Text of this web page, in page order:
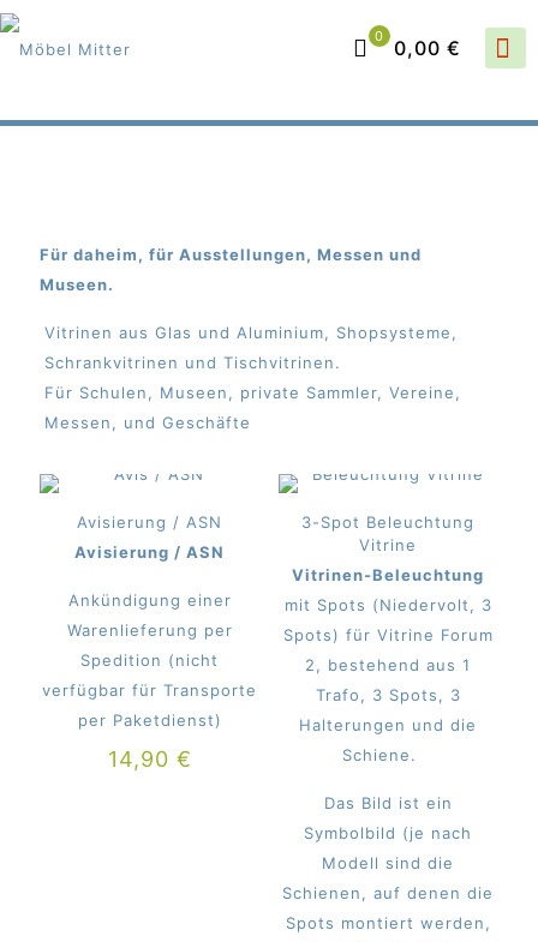
0 0,00 €
Für daheim, für Ausstellungen, Messen und
Museen.
Vitrinen aus Glas und Aluminium, Shopsysteme,
Schrankvitrinen und Tischvitrinen.
Für Schulen, Museen, private Sammler, Vereine,
Messen, und Geschäfte
Avisierung / ASN
Avisierung / ASN
Ankündigung einer
Warenlieferung per
Spedition (nicht
verfügbar für Transporte
per Paketdienst)
14,90 €
3-Spot Beleuchtung
Vitrine
Vitrinen-Beleuchtung
mit Spots (Niedervolt, 3
Spots) für Vitrine Forum
2, bestehend aus 1
Trafo, 3 Spots, 3
Halterungen und die
Schiene.
Das Bild ist ein
Symbolbild (je nach
Modell sind die
Schienen, auf denen die
Spots montiert werden,